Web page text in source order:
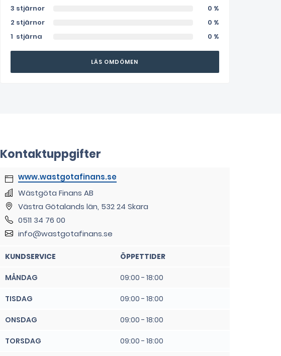
3 stjärnor
0 %
2 stjärnor
0 %
1 stjärna
0 %
LÄS OMDÖMEN
Kontaktuppgifter
www.wastgotafinans.se
Wästgöta Finans AB
Västra Götalands län, 532 24 Skara
0511 34 76 00
info@wastgotafinans.se
KUNDSERVICE ÖPPETTIDER
MÅNDAG 09:00 - 18:00
TISDAG 09:00 - 18:00
ONSDAG 09:00 - 18:00
TORSDAG 09:00 - 18:00